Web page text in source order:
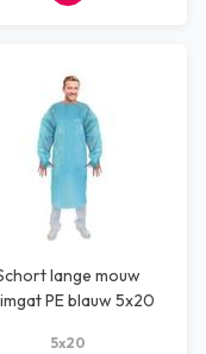
lange mouw
PE blauw 5x20
5x20